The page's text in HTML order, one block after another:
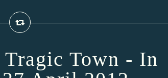
Town - In